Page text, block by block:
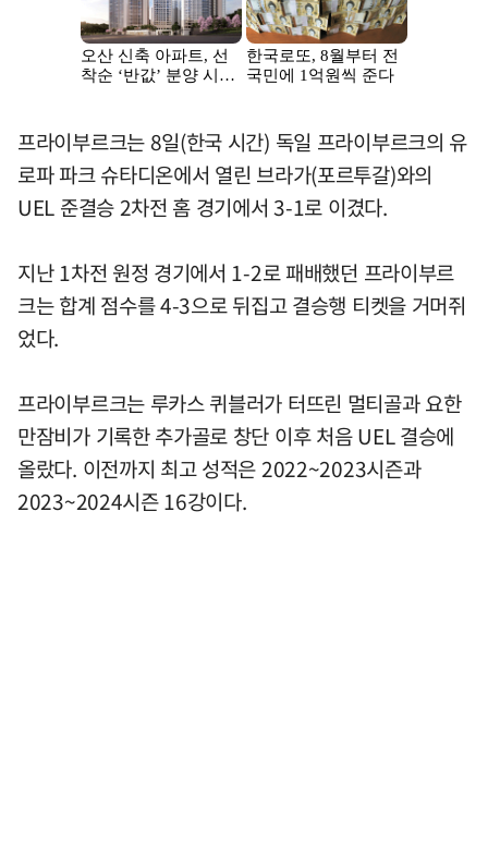
프라이부르크는 8일(한국 시간) 독일 프라이부르크의 유
로파 파크 슈타디온에서 열린 브라가(포르투갈)와의
UEL 준결승 2차전 홈 경기에서 3-1로 이겼다.
지난 1차전 원정 경기에서 1-2로 패배했던 프라이부르
크는 합계 점수를 4-3으로 뒤집고 결승행 티켓을 거머쥐
었다.
프라이부르크는 루카스 퀴블러가 터뜨린 멀티골과 요한
만잠비가 기록한 추가골로 창단 이후 처음 UEL 결승에
올랐다. 이전까지 최고 성적은 2022~2023시즌과
2023~2024시즌 16강이다.